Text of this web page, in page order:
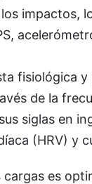
impactos,
fisiológica
de la
siglas en
(HRV) y
es